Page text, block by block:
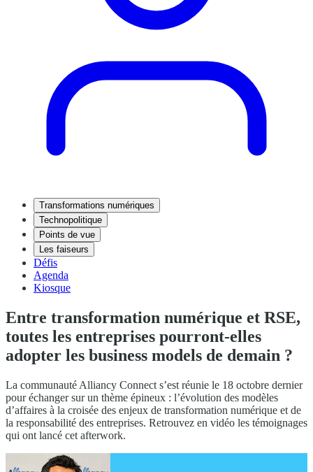
Transformations numériques
Technopolitique
Points de vue
Les faiseurs
Défis
Agenda
Kiosque
Entre transformation numérique et RSE,
toutes les entreprises pourront-elles
adopter les business models de demain ?
La communauté Alliancy Connect s’est réunie le 18 octobre dernier
pour échanger sur un thème épineux : l’évolution des modèles
d’affaires à la croisée des enjeux de transformation numérique et de
la responsabilité des entreprises. Retrouvez en vidéo les témoignages
qui ont lancé cet afterwork.